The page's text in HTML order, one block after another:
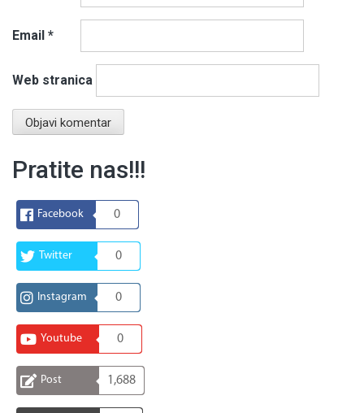
Email *
Web stranica
Pratite nas!!!
Facebook 0
Twitter 0
Instagram 0
Youtube 0
Post 1,688